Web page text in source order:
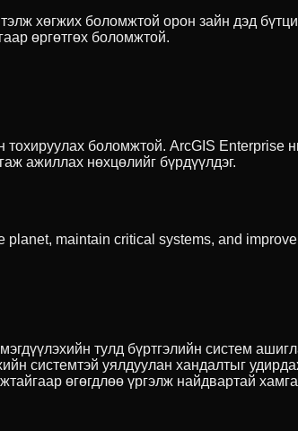
хөгжих боломжтой орон зайн дэд
өргөтгөх боломжтой.
боломжтой. ArcGIS Enterprise
ажиллах нөхцөлийг бүрдүүлдэг.
maintain critical systems, and
тулд бүртгэлийн систем
системтэй уялдуулан хандалтыг
өгөгдлөө үргэлж найдвартай